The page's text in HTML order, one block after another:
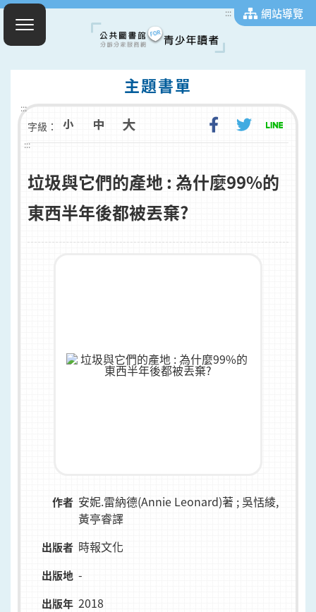
::: 網站導覽
主題書單
:::
字級：
:::
垃圾與它們的產地 : 為什麼99%的
東西半年後都被丟棄?
作者 安妮.雷納德(Annie Leonard)著 ; 吳恬綾,
黃亭睿譯
出版者 時報文化
出版地 -
出版年 2018